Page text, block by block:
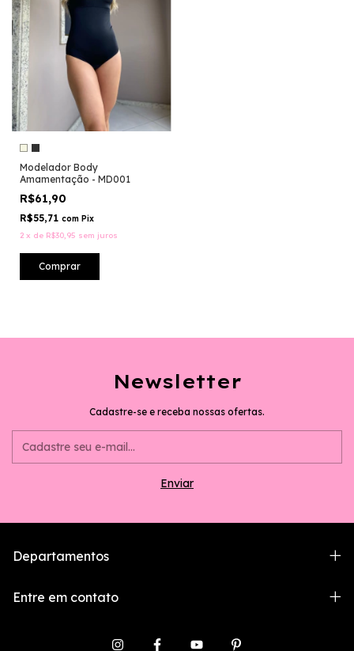
Modelador Body
Amamentação - MD001
R$61,90
R$55,71 com Pix
2 x de R$30,95 sem juros
Comprar
Newsletter
Cadastre-se e receba nossas ofertas.
Departamentos
Entre em contato